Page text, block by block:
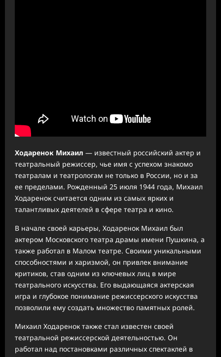
Ходаренок Михаил — известный российский актер и
театральный режиссер, чье имя с успехом знакомо
театралам и театрологам не только в России, но и за
ее пределами. Рожденный 25 июля 1944 года, Михаил
Ходаренок считается одним из самых ярких и
талантливых деятелей в сфере театра и кино.
В начале своей карьеры, Ходаренок Михаил был
актером Московского театра драмы имени Пушкина, а
также работал в Малом театре. Своими уникальными
способностями и харизмой, он привлек внимание
критиков, став одним из ключевых лиц в мире
театрального искусства. Его выдающаяся актерская
игра и глубокое понимание режиссерского искусства
позволили ему создать множество памятных ролей.
Михаил Ходаренок также стал известен своей
театральной режиссерской деятельностью. Он
работал над постановками различных спектаклей в